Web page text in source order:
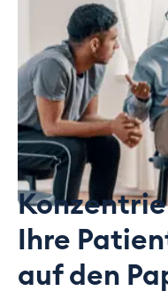
Ihre
auf den